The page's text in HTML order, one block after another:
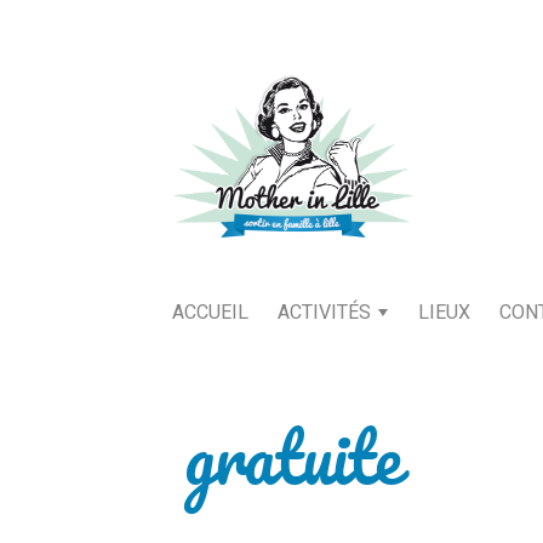
ACCUEIL ACTIVITÉS LIEUX
gratuite